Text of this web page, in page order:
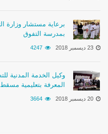
برعاية مستشار وزارة
بمدرسة التفوق
23 ديسمبر 2018 4247
وكيل الخدمة المدنية
المعرفة بتعليمية مسقط
20 ديسمبر 2018 3664